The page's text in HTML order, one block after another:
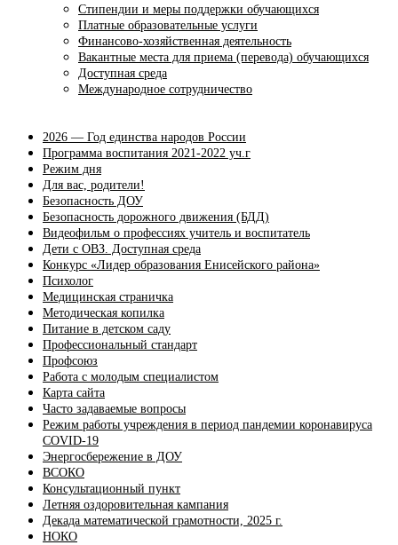
Стипендии и меры поддержки обучающихся
Платные образовательные услуги
Финансово-хозяйственная деятельность
Вакантные места для приема (перевода) обучающихся
Доступная среда
Международное сотрудничество
2026 — Год единства народов России
Программа воспитания 2021-2022 уч.г
Режим дня
Для вас, родители!
Безопасность ДОУ
Безопасность дорожного движения (БДД)
Видеофильм о профессиях учитель и воспитатель
Дети с ОВЗ. Доступная среда
Конкурс «Лидер образования Енисейского района»
Психолог
Медицинская страничка
Методическая копилка
Питание в детском саду
Профессиональный стандарт
Профсоюз
Работа с молодым специалистом
Карта сайта
Часто задаваемые вопросы
Режим работы учреждения в период пандемии коронавируса
COVID-19
Энергосбережение в ДОУ
ВСОКО
Консультационный пункт
Летняя оздоровительная кампания
Декада математической грамотности, 2025 г.
НОКО